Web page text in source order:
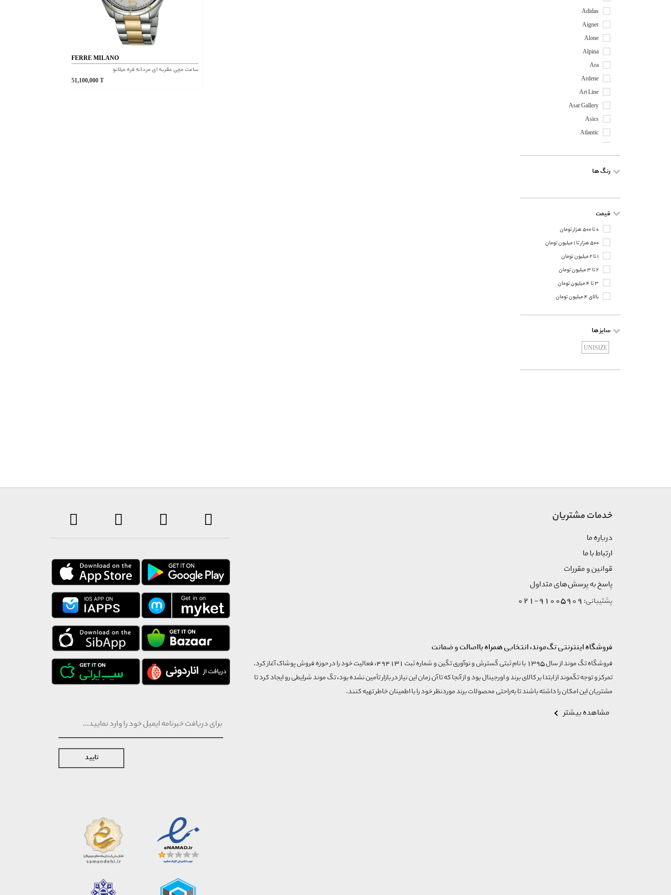
FERRE MILANO
ساعت مچی عقربه ای مردانه فره میلانو
51,100,000 T
Adidas
Aigner
Alone
Alpina
Ara
Ardene
Art Line
Asar Gallery
Asics
Atlantic
Bambi
Barner
Belcanto
Berttonix
Betty Barclay
Biol
Bon Hair
Boxter
Brandini
Bvlgari
By Kilian
Cosrx
Creed
Croco
Danish Design
Dapup
Degerman
Delsey
D.franklin
Dinosocks
رنگ ها
قیمت
۰ تا ۵۰۰ هزار تومان
۵۰۰ هزار تا ۱ میلیون تومان
۱ تا ۲ میلیون تومان
۲ تا ۳ میلیون تومان
۳ تا ۴ میلیون تومان
بالای ۴ میلیون تومان
سایز ها
UNISIZE
تایید
خدمات مشتریان
درباره ما
ارتباط با ما
قوانین و مقررات
پاسخ به پرسش‌های متداول
پشتیبانی: 91005909-021
فروشگاه اینترنتی تگ‌موند، انتخابی همراه بااصالت و ضمانت
فروشگاه تگ موند از سال 1395 با نام ثبتی گسترش و نوآوری تگین و شماره ثبت 494131، فعالیت خود را در حوزه فروش پوشاک آغاز کرد.
تمرکز و توجه تگموند از ابتدا بر کالای برند و اورجینال بود و از آنجا که تا آن زمان این نیاز در بازار تأمین نشده بود، تگ موند شرایطی رو ایجاد کرد تا
مشتریان این امکان را داشته باشند تا به‌راحتی محصولات برند مورد‌نظر خود را با اطمینان خاطر تهیه کنند.
مشاهده بیشتر